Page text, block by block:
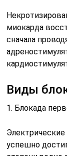
миокарда
сначала
Виды
1. Блокада
успешно